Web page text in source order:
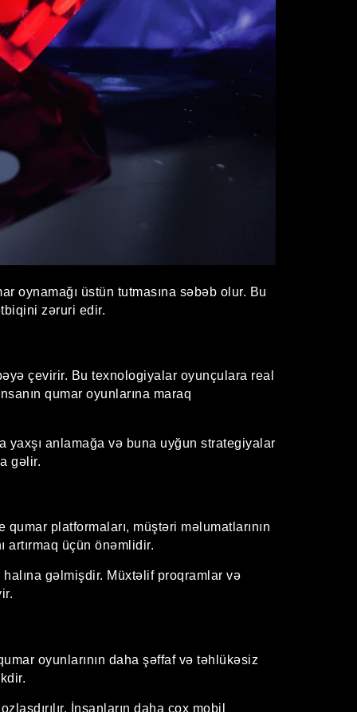
oynamağı üstün tutmasına səbəb olur. Bu
zəruri edir.
çevirir. Bu texnologiyalar oyunçulara real
qumar oyunlarına maraq
yaxşı anlamağa və buna uyğun strategiyalar
gəlir.
platformaları, müştəri məlumatlarının
artırmaq üçün önəmlidir.
gəlmişdir. Müxtəlif proqramlar və
oyunlarının daha şəffaf və təhlükəsiz
İnsanların daha çox mobil